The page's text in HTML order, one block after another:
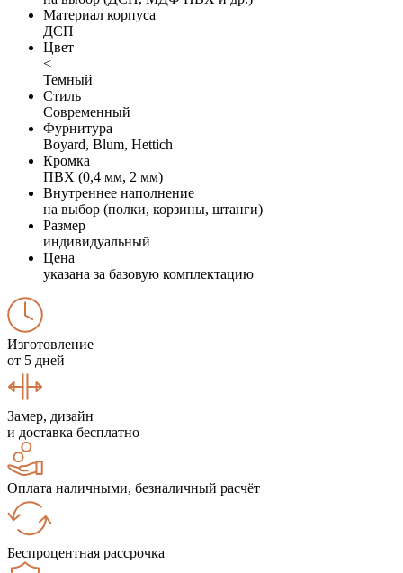
Материал корпуса
ДСП
Цвет
<
Темный
Стиль
Современный
Фурнитура
Boyard, Blum, Hettich
Кромка
ПВХ (0,4 мм, 2 мм)
Внутреннее наполнение
на выбор (полки, корзины, штанги)
Размер
индивидуальный
Цена
указана за базовую комплектацию
Изготовление
от 5 дней
Замер, дизайн
и доставка бесплатно
Оплата наличными, безналичный расчёт
Беспроцентная рассрочка